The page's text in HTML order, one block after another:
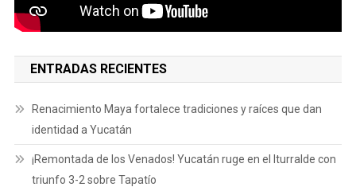
ENTRADAS RECIENTES
Renacimiento Maya fortalece tradiciones y raíces que dan
identidad a Yucatán
¡Remontada de los Venados! Yucatán ruge en el Iturralde con
triunfo 3-2 sobre Tapatío